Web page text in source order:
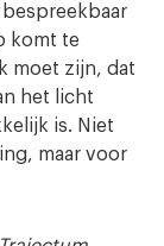
komt te
moet zijn, dat
het licht
is. Niet
maar voor